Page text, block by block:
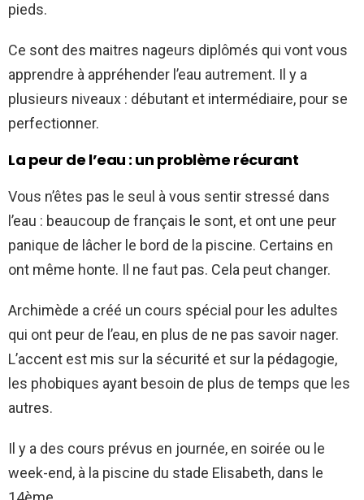
pieds.
Ce sont des maitres nageurs diplômés qui vont vous
apprendre à appréhender l’eau autrement. Il y a
plusieurs niveaux : débutant et intermédiaire, pour se
perfectionner.
La peur de l’eau : un problème récurant
Vous n’êtes pas le seul à vous sentir stressé dans
l’eau : beaucoup de français le sont, et ont une peur
panique de lâcher le bord de la piscine. Certains en
ont même honte. Il ne faut pas. Cela peut changer.
Archimède a créé un cours spécial pour les adultes
qui ont peur de l’eau, en plus de ne pas savoir nager.
L’accent est mis sur la sécurité et sur la pédagogie,
les phobiques ayant besoin de plus de temps que les
autres.
Il y a des cours prévus en journée, en soirée ou le
week-end, à la piscine du stade Elisabeth, dans le